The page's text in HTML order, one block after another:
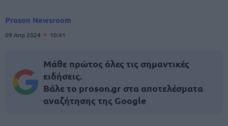
Proson Newsroom
09 Απρ 2024 10:41
Μάθε πρώτος όλες τις σημαντικές
ειδήσεις.
Βάλε το proson.gr στα αποτελέσματα
αναζήτησης της Google